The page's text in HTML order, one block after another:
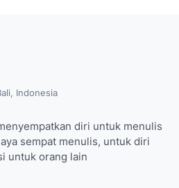
Indonesia
diri untuk menulis
sempat menulis, untuk diri
untuk orang lain